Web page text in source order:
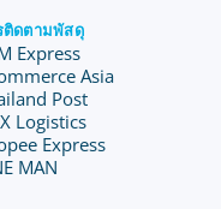
ติดตามพัสดุ
Express
Asia
Post
Logistics
Express
MAN